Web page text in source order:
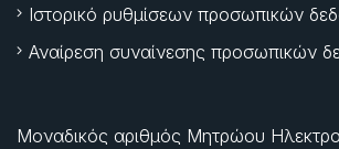
Ιστορικό ρυθμίσεων προσωπικών
Αναίρεση συναίνεσης προσωπικών
Μοναδικός αριθμός Μητρώου